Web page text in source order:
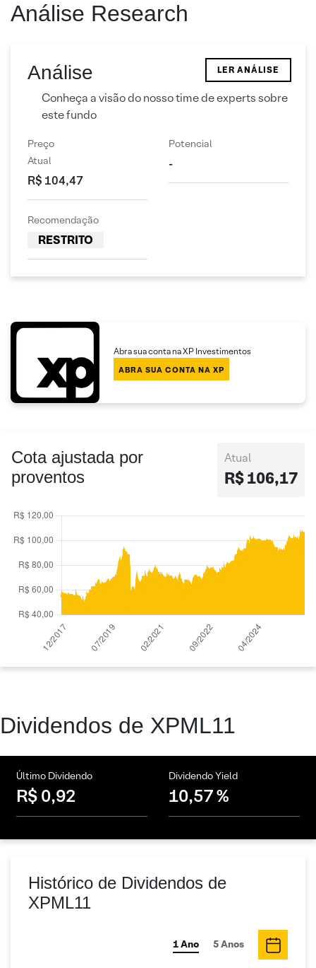
Análise Research
Análise
Conheça a visão do nosso time de experts sobre
este fundo
Preço
Atual
R$ 104,47
Potencial
-
Recomendação
RESTRITO
LER ANÁLISE
Abra sua conta na XP Investimentos
ABRA SUA CONTA NA XP
Cota ajustada por
proventos
Atual
R$ 106,17
Dividendos de XPML11
Último Dividendo
R$ 0,92
Dividendo Yield
10,57 %
Histórico de Dividendos de
XPML11
1 Ano 5 Anos